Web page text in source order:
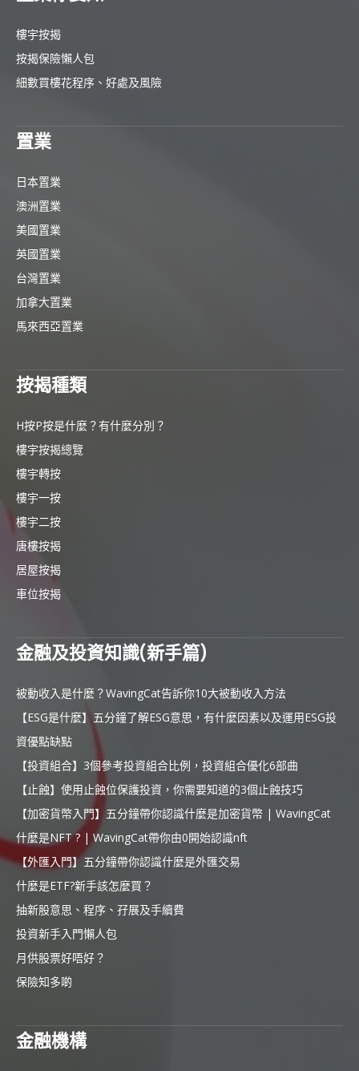
樓宇按揭
按揭保險懶人包
細數買樓花程序、好處及風險
置業
日本置業
澳洲置業
美國置業
英國置業
台灣置業
加拿大置業
馬來西亞置業
按揭種類
H按P按是什麼？有什麼分別？
樓宇按揭總覽
樓宇轉按
樓宇一按
樓宇二按
唐樓按揭
居屋按揭
車位按揭
金融及投資知識(新手篇)
被動收入是什麼？WavingCat告訴你10大被動收入方法
【ESG是什麼】五分鐘了解ESG意思，有什麼因素以及運用ESG投
資優點缺點
【投資組合】3個參考投資組合比例，投資組合優化6部曲
【止蝕】使用止蝕位保護投資，你需要知道的3個止蝕技巧
【加密貨幣入門】五分鐘帶你認識什麼是加密貨幣 | WavingCat
什麼是NFT ? | WavingCat帶你由0開始認識nft
【外匯入門】五分鐘帶你認識什麼是外匯交易
什麼是ETF?新手該怎麼買？
抽新股意思、程序、孖展及手續費
投資新手入門懶人包
月供股票好唔好？
保險知多啲
金融機構